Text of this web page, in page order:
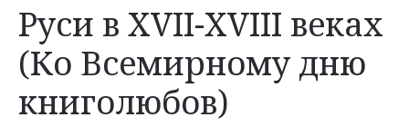
Руси в XVII-XVIII веках
(Ко Всемирному дню
книголюбов)